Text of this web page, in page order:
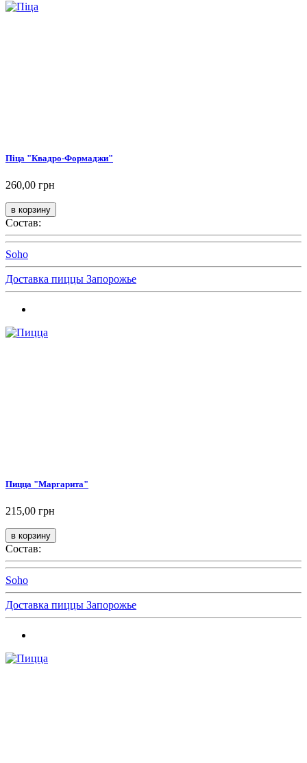
Піца "Квадро-Формаджи"
260,00 грн
Состав:
Soho
Доставка пиццы Запорожье
Пицца "Маргарита"
215,00 грн
Состав:
Soho
Доставка пиццы Запорожье